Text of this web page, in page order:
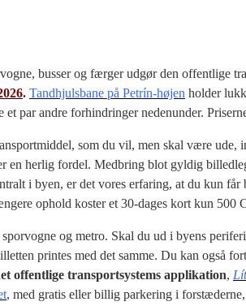
busser og færger udgør den offentlige
. Tandhjulsbane på Petrín-højen holder
par andre forhindringer nedenunder.
som du vil, men skal være
en herlig fordel. Medbring blot gyldig
i byen, er det vores erfaring, at du kun
ophold koster et 30-dages kort kun 500
og metro. Skal du ud i byens
printes med det samme. Du kan også
offentlige transportsystems applikation,
, med gratis eller billig parkering i